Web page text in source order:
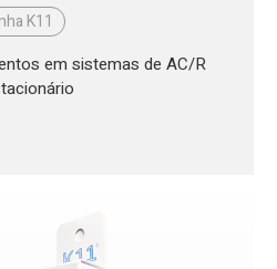
K11
em sistemas de AC/R